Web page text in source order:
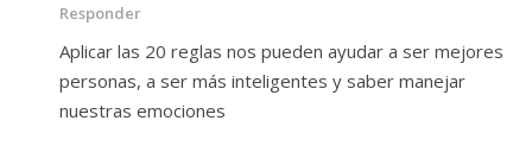
Responder
Aplicar las 20 reglas nos pueden ayudar a ser mejores
personas, a ser más inteligentes y saber manejar
nuestras emociones